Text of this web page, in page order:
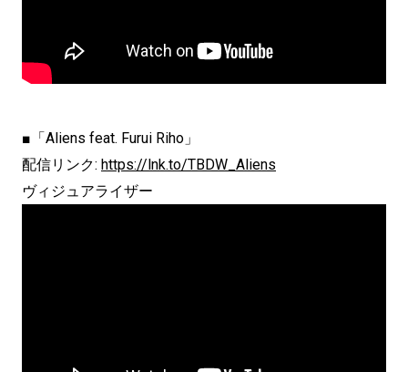
■「Aliens feat. Furui Riho」
配信リンク: https://lnk.to/TBDW_Aliens
ヴィジュアライザー